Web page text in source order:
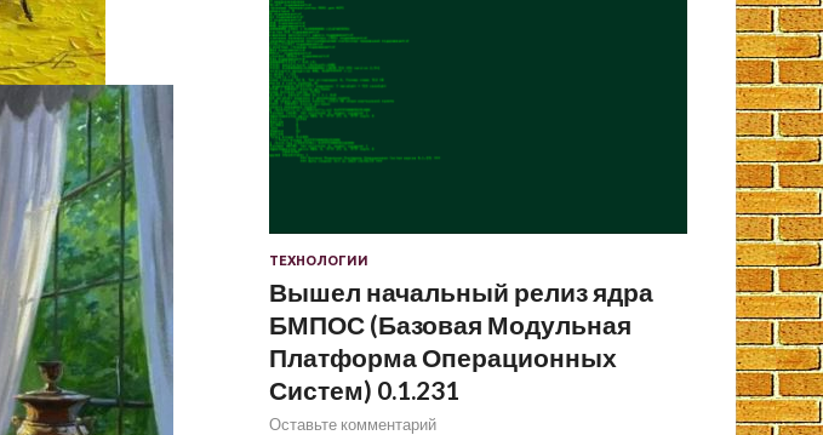
ТЕХНОЛОГИИ
Вышел начальный релиз ядра
БМПОС (Базовая Модульная
Платформа Операционных
Систем) 0.1.231
Оставьте комментарий